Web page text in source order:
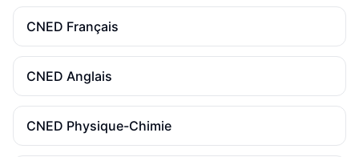
CNED Français
CNED Anglais
CNED Physique-Chimie